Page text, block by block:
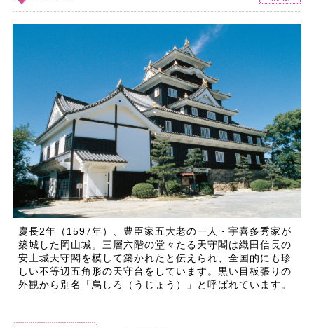
慶長2年（1597年）、豊臣家五大老の一人・宇喜多秀家が
築城した岡山城。三層六階の堂々たる天守閣は織田信長の
安土城天守閣を模して築かれたと伝えられ、全国的にも珍
しい不等辺五角形の天守台をしています。黒い目板張りの
外観から別名「烏しろ（うじょう）」と呼ばれています。